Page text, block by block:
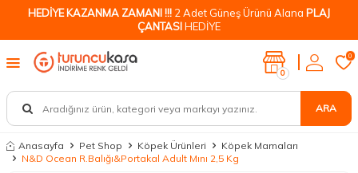
HEDİYE KAZANMA ZAMANI !!! 2 Adet Güneş Ürünü Alana PLAJ
ÇANTASIHEDİYE
ARA
0
0
Anasayfa Pet Shop Köpek Ürünleri
Köpek Mamaları
N&D Ocean R.Balığı&Portakal Adult Mını 2,5 Kg